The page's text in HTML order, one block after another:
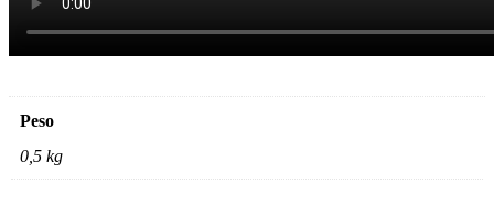
Peso
0,5 kg